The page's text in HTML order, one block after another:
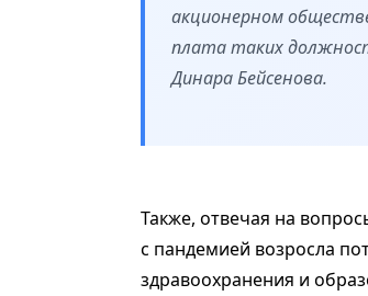
акционерном
плата таких
Динара Бейсенова.
Также, отвечая на
с пандемией возросла
здравоохранения и